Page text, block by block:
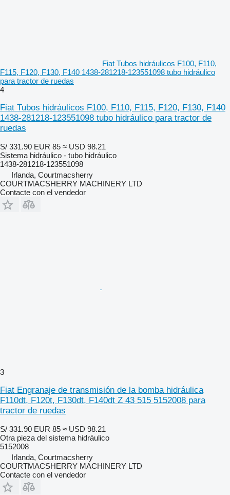
Fiat Tubos hidráulicos F100, F110,
F115, F120, F130, F140 1438-281218-123551098 tubo hidráulico
para tractor de ruedas
4
Fiat Tubos hidráulicos F100, F110, F115, F120, F130, F140
1438-281218-123551098 tubo hidráulico para tractor de
ruedas
S/ 331.90 EUR 85 ≈ USD 98.21
Sistema hidráulico - tubo hidráulico
1438-281218-123551098
Irlanda, Courtmacsherry
COURTMACSHERRY MACHINERY LTD
Contacte con el vendedor
3
Fiat Engranaje de transmisión de la bomba hidráulica
F110dt, F120t, F130dt, F140dt Z 43 515 5152008 para
tractor de ruedas
S/ 331.90 EUR 85 ≈ USD 98.21
Otra pieza del sistema hidráulico
5152008
Irlanda, Courtmacsherry
COURTMACSHERRY MACHINERY LTD
Contacte con el vendedor